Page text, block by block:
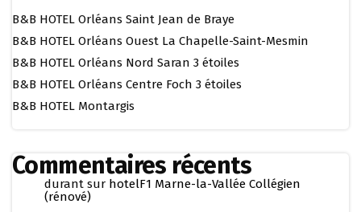
B&B HOTEL Orléans Saint Jean de Braye
B&B HOTEL Orléans Ouest La Chapelle-Saint-Mesmin
B&B HOTEL Orléans Nord Saran 3 étoiles
B&B HOTEL Orléans Centre Foch 3 étoiles
B&B HOTEL Montargis
Commentaires récents
durant sur hotelF1 Marne-la-Vallée Collégien
(rénové)